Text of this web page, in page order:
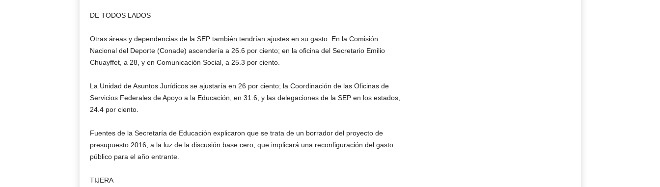
DE TODOS LADOS
Otras áreas y dependencias de la SEP también tendrían ajustes en su gasto. En la Comisión
Nacional del Deporte (Conade) ascendería a 26.6 por ciento; en la oficina del Secretario Emilio
Chuayffet, a 28, y en Comunicación Social, a 25.3 por ciento.
La Unidad de Asuntos Jurídicos se ajustaría en 26 por ciento; la Coordinación de las Oficinas de
Servicios Federales de Apoyo a la Educación, en 31.6, y las delegaciones de la SEP en los estados,
24.4 por ciento.
Fuentes de la Secretaría de Educación explicaron que se trata de un borrador del proyecto de
presupuesto 2016, a la luz de la discusión base cero, que implicará una reconfiguración del gasto
público para el año entrante.
TIJERA